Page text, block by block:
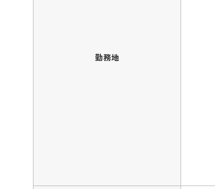
勤務地